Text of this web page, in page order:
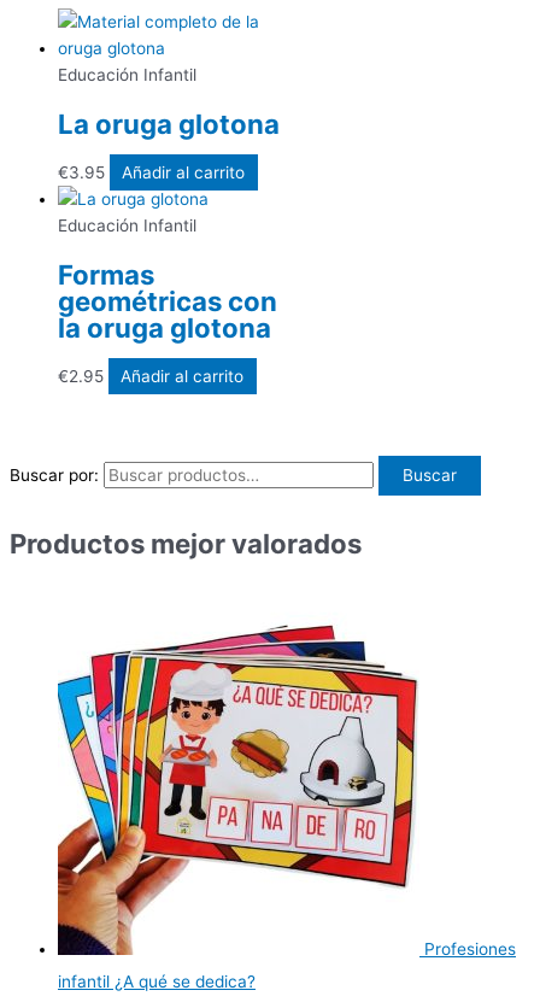
Educación Infantil
La oruga glotona
€3.95 Añadir al carrito
Educación Infantil
Formas
geométricas con
la oruga glotona
€2.95 Añadir al carrito
Buscar por: Buscar
Productos mejor valorados
Profesiones
infantil ¿A qué se dedica?